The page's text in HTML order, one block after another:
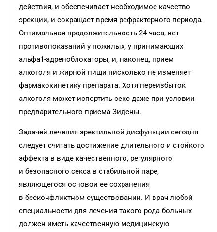
действия, и обеспечивает необходимое качество
эрекции, и сокращает время рефрактерного периода.
Оптимальная продолжительность 24 часа, нет
противопоказаний у пожилых, у принимающих
альфа1-адреноблокаторы, и, наконец, прием
алкоголя и жирной пищи нисколько не изменяет
фармакокинетику препарата. Хотя переизбыток
алкоголя может испортить секс даже при условии
предварительного приема Зидены.
Задачей лечения эректильной дисфункции сегодня
следует считать достижение длительного и стойкого
эффекта в виде качественного, регулярного
и безопасного секса в стабильной паре,
являющегося основой ее сохранения
в бесконфликтном существовании. И врач любой
специальности для лечения такого рода больных
должен иметь качественную медицинскую